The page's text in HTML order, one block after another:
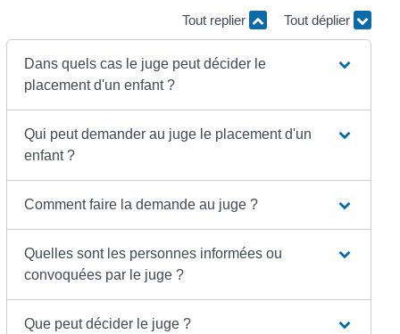
Tout replier Tout déplier
Dans quels cas le juge peut décider le
placement d'un enfant ?
Qui peut demander au juge le placement d'un
enfant ?
Comment faire la demande au juge ?
Quelles sont les personnes informées ou
convoquées par le juge ?
Que peut décider le juge ?